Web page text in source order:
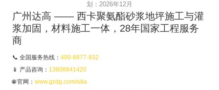
划：2026年12月
广州达高 —— 西卡聚氨酯砂浆地坪施工与灌
浆加固，材料施工一体，28年国家工程服务
商
📞 全国服务热线： 400-8877-932
📱 产品咨询： 13808841420
🌐 官网： www.gzdg.com/sika